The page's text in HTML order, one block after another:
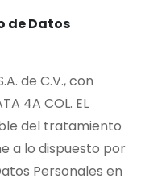
de Datos
de C.V., con
4A COL. EL
del tratamiento
a lo dispuesto por
Personales en